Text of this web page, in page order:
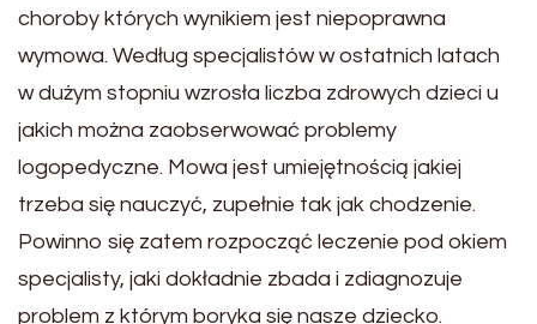
choroby których wynikiem jest niepoprawna
wymowa. Według specjalistów w ostatnich latach
w dużym stopniu wzrosła liczba zdrowych dzieci u
jakich można zaobserwować problemy
logopedyczne. Mowa jest umiejętnością jakiej
trzeba się nauczyć, zupełnie tak jak chodzenie.
Powinno się zatem rozpocząć leczenie pod okiem
specjalisty, jaki dokładnie zbada i zdiagnozuje
problem z którym boryka się nasze dziecko.